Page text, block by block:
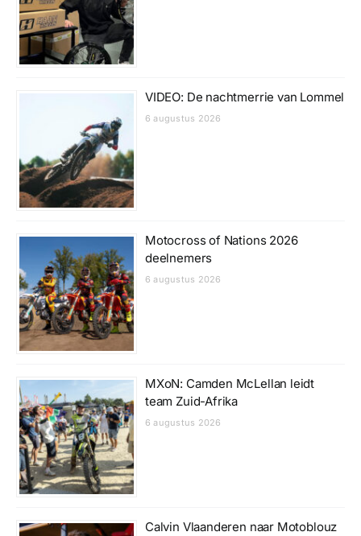
VIDEO: De nachtmerrie van Lommel
6 augustus 2026
Motocross of Nations 2026
deelnemers
6 augustus 2026
MXoN: Camden McLellan leidt
team Zuid-Afrika
6 augustus 2026
Calvin Vlaanderen naar Motoblouz